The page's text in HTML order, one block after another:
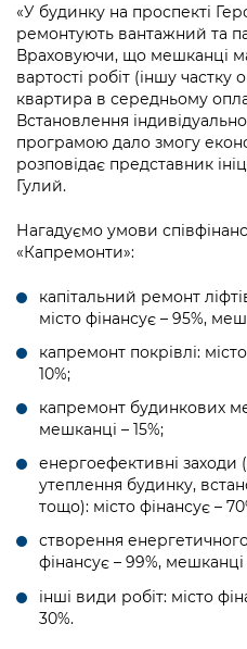
«У будинку на проспекті
ремонтують вантажний та
Враховуючи, що мешканці
вартості робіт (іншу частку
квартира в середньому
Встановлення
програмою дало змогу
розповідає представник
Гулий.
Нагадуємо умови
«Капремонти»:
капітальний ремонт
місто фінансує – 95%,
капремонт покрівлі:
10%;
капремонт будинкових
мешканці – 15%;
енергоефективні заходи
утеплення будинку,
тощо): місто фінансує –
створення енергетичного
фінансує – 99%, мешканці
інші види робіт: місто
30%.